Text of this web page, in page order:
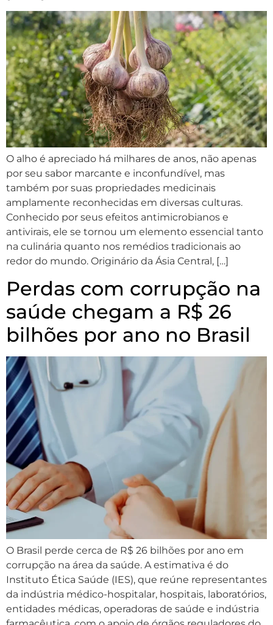
O alho é apreciado há milhares de anos, não apenas
por seu sabor marcante e inconfundível, mas
também por suas propriedades medicinais
amplamente reconhecidas em diversas culturas.
Conhecido por seus efeitos antimicrobianos e
antivirais, ele se tornou um elemento essencial tanto
na culinária quanto nos remédios tradicionais ao
redor do mundo. Originário da Ásia Central, […]
Perdas com corrupção na
saúde chegam a R$ 26
bilhões por ano no Brasil
O Brasil perde cerca de R$ 26 bilhões por ano em
corrupção na área da saúde. A estimativa é do
Instituto Ética Saúde (IES), que reúne representantes
da indústria médico-hospitalar, hospitais, laboratórios,
entidades médicas, operadoras de saúde e indústria